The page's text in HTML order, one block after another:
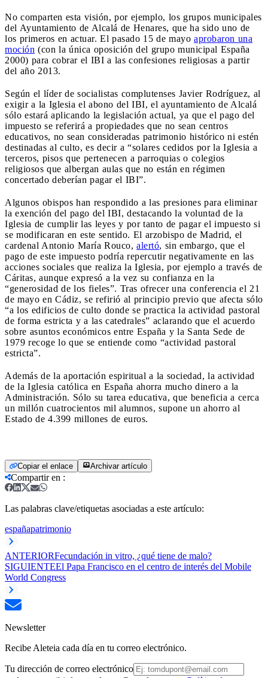
No comparten esta visión, por ejemplo, los grupos municipales
del Ayuntamiento de Alcalá de Henares, que ha sido uno de
los primeros en actuar. El pasado 15 de mayo aprobaron una
moción (con la única oposición del grupo municipal España
2000) para cobrar el IBI a las confesiones religiosas a partir
del año 2013.
Según el líder de socialistas complutenses Javier Rodríguez, al
exigir a la Iglesia el abono del IBI, el ayuntamiento de Alcalá
sólo estará aplicando la legislación actual, ya que el pago del
impuesto se referirá a propiedades que no sean centros
educativos, no sean consideradas patrimonio histórico ni estén
destinadas al culto, es decir a “solares cedidos por la Iglesia a
terceros, pisos que pertenecen a parroquias o colegios
religiosos que albergan aulas que no están en régimen
concertado deberían pagar el IBI”.
Algunos obispos han respondido a las presiones para eliminar
la exención del pago del IBI, destacando la voluntad de la
Iglesia de cumplir las leyes y por tanto de pagar el impuesto si
se modificaran en este sentido. El arzobispo de Madrid, el
cardenal Antonio María Rouco, alertó, sin embargo, que el
pago de este impuesto podría repercutir negativamente en las
acciones sociales que realiza la Iglesia, por ejemplo a través de
Cáritas, aunque expresó a la vez su confianza en la
“generosidad de los fieles”. Tras ofrecer una conferencia el 21
de mayo en Cádiz, se refirió al principio previo que afecta sólo
“a los edificios de culto donde se practica la actividad pastoral
de forma estricta y a las catedrales” aclarando que el acuerdo
sobre asuntos económicos entre España y la Santa Sede de
1979 recoge lo que se entiende como “actividad pastoral
estricta”.
Además de la aportación espiritual a la sociedad, la actividad
de la Iglesia católica en España ahorra mucho dinero a la
Administración. Sólo su tarea educativa, que beneficia a cerca
un millón cuatrocientos mil alumnos, supone un ahorro al
Estado de 4.399 millones de euros.
Copiar el enlace Archivar artículo
Compartir en :
Las palabras clave/etiquetas asociadas a este artículo:
españapatrimonio
ANTERIORFecundación in vitro, ¿qué tiene de malo?
SIGUIENTEEl Papa Francisco en el centro de interés del Mobile
World Congress
Newsletter
Recibe Aleteia cada día en tu correo electrónico.
Tu dirección de correo electrónico